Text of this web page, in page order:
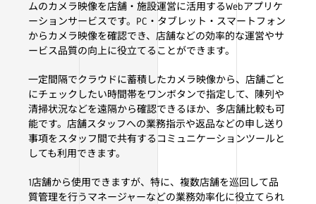
ムのカメラ映像を店舗・施設運営に活用するWebアプリケ
ーションサービスです。PC・タブレット・スマートフォン
からカメラ映像を確認でき、店舗などの効率的な運営やサ
ービス品質の向上に役立てることができます。
一定間隔でクラウドに蓄積したカメラ映像から、店舗ごと
にチェックしたい時間帯をワンボタンで指定して、陳列や
清掃状況などを遠隔から確認できるほか、多店舗比較も可
能です。店舗スタッフへの業務指示や返品などの申し送り
事項をスタッフ間で共有するコミュニケーションツールと
しても利用できます。
1店舗から使用できますが、特に、複数店舗を巡回して品
質管理を行うマネージャーなどの業務効率化に役立てられ